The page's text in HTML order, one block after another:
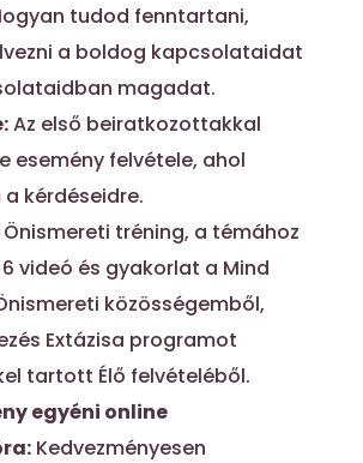
tudod fenntartani,
a boldog kapcsolataidat
magadat.
Az első beiratkozottakkal
esemény felvétele, ahol
kérdéseidre.
Önismereti tréning, a témához
videó és gyakorlat a Mind
közösségemből,
Extázisa programot
tartott Élő felvételéből.
egyéni online
Kedvezményesen